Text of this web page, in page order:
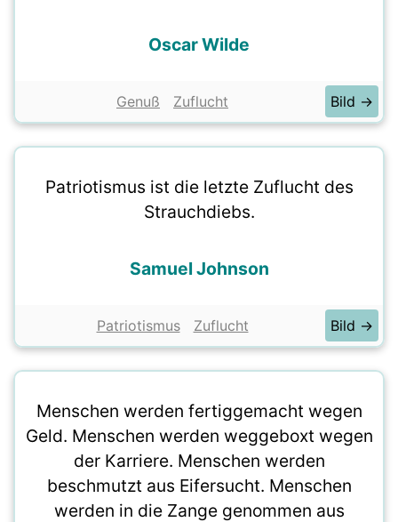
Oscar Wilde
Genuß Zuflucht Bild →
Patriotismus ist die letzte Zuflucht des
Strauchdiebs.
Samuel Johnson
Patriotismus Zuflucht Bild →
Menschen werden fertiggemacht wegen
Geld. Menschen werden weggeboxt wegen
der Karriere. Menschen werden
beschmutzt aus Eifersucht. Menschen
werden in die Zange genommen aus